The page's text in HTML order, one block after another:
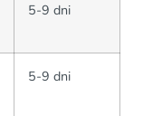
5-9 dni
5-9 dni